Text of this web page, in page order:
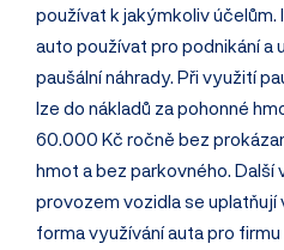
používat k jakýmkoliv
auto používat pro podnikání a
paušální náhrady. Při využití
lze do nákladů za pohonné
60.000 Kč ročně bez
hmot a bez parkovného. Další
provozem vozidla se uplatňují
forma využívání auta pro